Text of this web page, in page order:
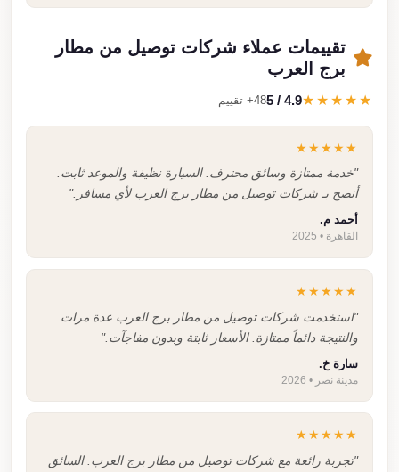
تقييمات عملاء شركات توصيل من مطار
برج العرب
★★★★★
4.9 / 5 48+ تقييم
★★★★★
"خدمة ممتازة وسائق محترف. السيارة نظيفة والموعد ثابت.
أنصح بـ شركات توصيل من مطار برج العرب لأي مسافر."
أحمد م.
القاهرة • 2025
★★★★★
"استخدمت شركات توصيل من مطار برج العرب عدة مرات
والنتيجة دائماً ممتازة. الأسعار ثابتة وبدون مفاجآت."
سارة خ.
مدينة نصر • 2026
★★★★★
"تجربة رائعة مع شركات توصيل من مطار برج العرب. السائق